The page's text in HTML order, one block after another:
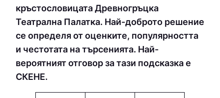
кръстословицата Древногръцка
Театрална Палатка. Най-доброто решение
се определя от оценките, популярността
и честотата на търсенията. Най-
вероятният отговор за тази подсказка е
СКЕНЕ.